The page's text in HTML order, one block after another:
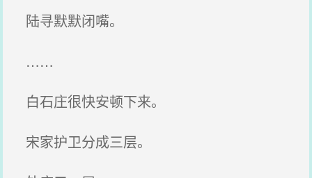
陆寻默默闭嘴。
……
白石庄很快安顿下来。
宋家护卫分成三层。